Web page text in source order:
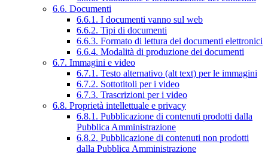
6.6. Documenti
6.6.1. I documenti vanno sul web
6.6.2. Tipi di documenti
6.6.3. Formato di lettura dei documenti elettronici
6.6.4. Modalità di produzione dei documenti
6.7. Immagini e video
6.7.1. Testo alternativo (alt text) per le immagini
6.7.2. Sottotitoli per i video
6.7.3. Trascrizioni per i video
6.8. Proprietà intellettuale e privacy
6.8.1. Pubblicazione di contenuti prodotti dalla
Pubblica Amministrazione
6.8.2. Pubblicazione di contenuti non prodotti
dalla Pubblica Amministrazione